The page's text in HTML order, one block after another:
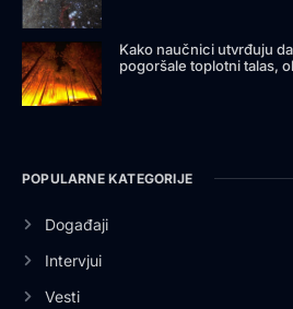
Kako naučnici utvrđuju
pogoršale toplotni talas,
POPULARNE KATEGORIJE
Događaji
Intervjui
Vesti